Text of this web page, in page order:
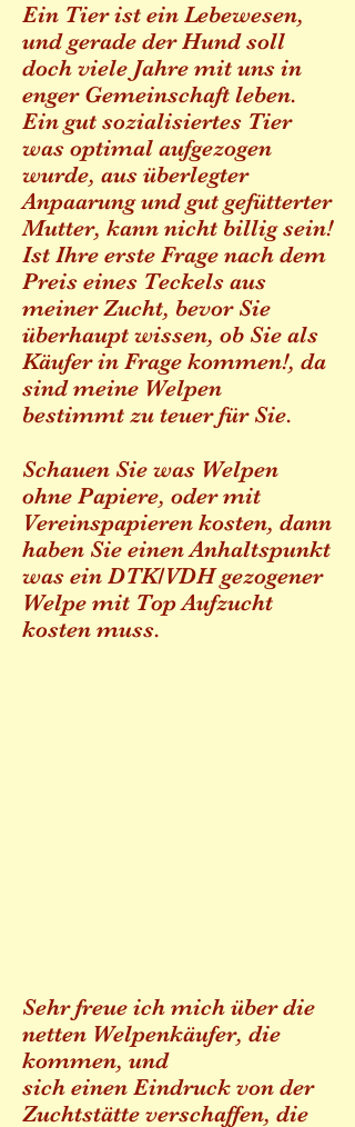
Ein Tier ist ein Lebewesen,
und gerade der Hund soll
doch viele Jahre mit uns in
enger Gemeinschaft leben.
Ein gut sozialisiertes Tier
was optimal aufgezogen
wurde, aus überlegter
Anpaarung und gut gefütterter
Mutter, kann nicht billig sein!
Ist Ihre erste Frage nach dem
Preis eines Teckels aus
meiner Zucht, bevor Sie
überhaupt wissen, ob Sie als
Käufer in Frage kommen!, da
sind meine Welpen
bestimmt zu teuer für Sie.
Schauen Sie was Welpen
ohne Papiere, oder mit
Vereinspapieren kosten, dann
haben Sie einen Anhaltspunkt
was ein DTK/VDH gezogener
Welpe mit Top Aufzucht
kosten muss.
Sehr freue ich mich über die
netten Welpenkäufer, die
kommen, und
sich einen Eindruck von der
Zuchtstätte verschaffen, die